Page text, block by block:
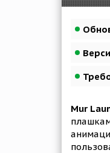
Mur